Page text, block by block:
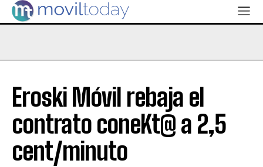
Eroski Móvil rebaja el
contrato coneKt@ a 2,5
cent/minuto